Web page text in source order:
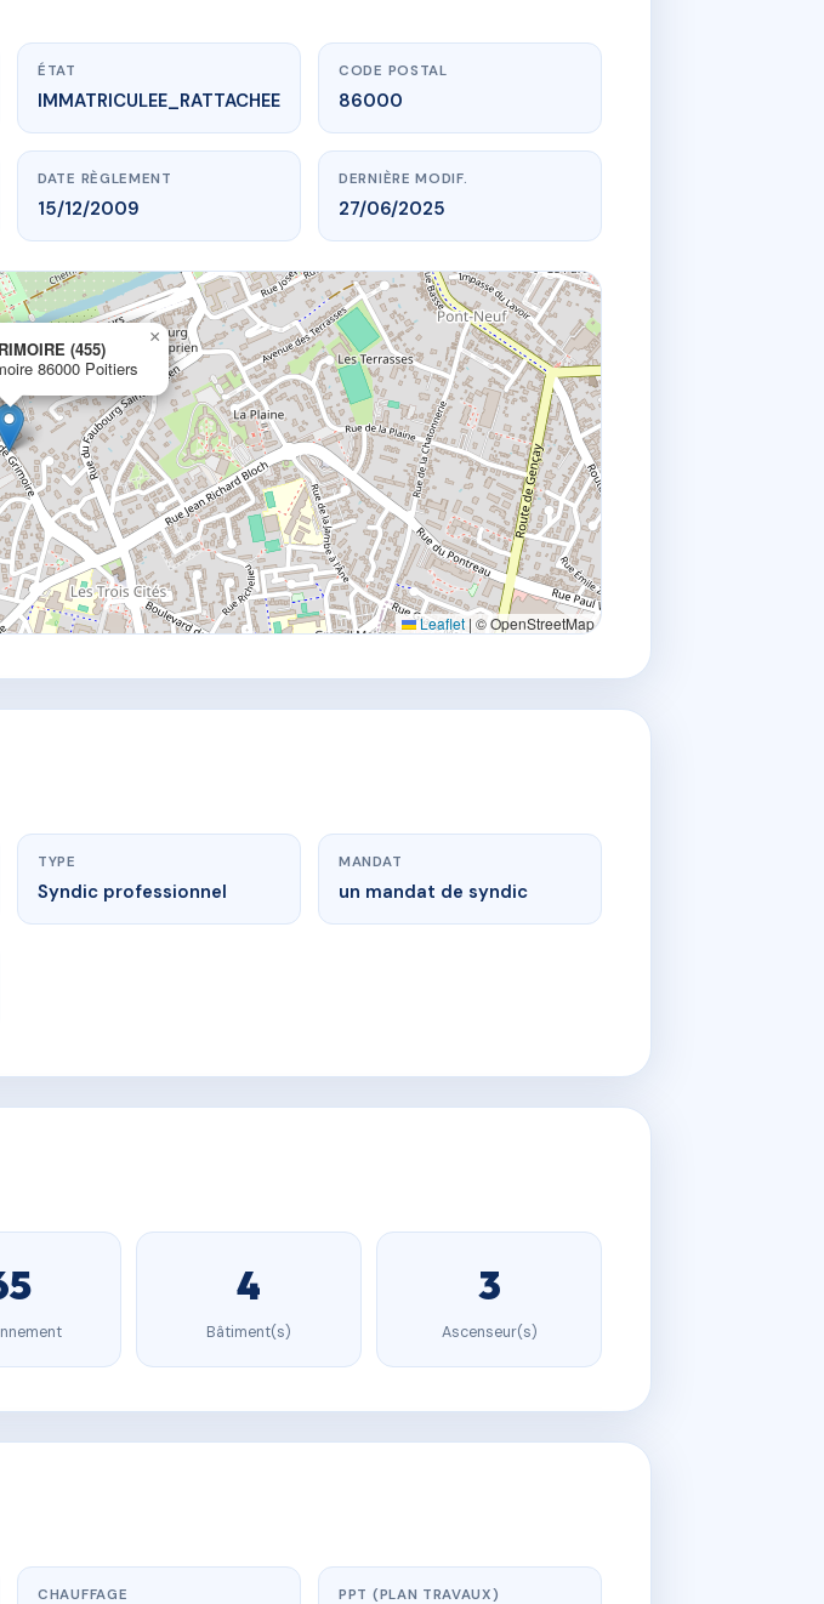
ÉTAT
IMMATRICULEE_RATTACHEE
CODE POSTAL
86000
DATE RÈGLEMENT
15/12/2009
DERNIÈRE MODIF.
27/06/2025
(455)
86000 Poitiers
×
Leaflet | © OpenStreetMap
TYPE
Syndic professionnel
MANDAT
un mandat de syndic
4
Bâtiment(s)
3
Ascenseur(s)
CHAUFFAGE PPT (PLAN TRAVAUX)